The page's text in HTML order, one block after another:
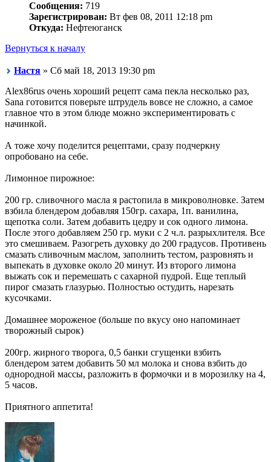
Сообщения: 719
Зарегистрирован: Вт фев 08, 2011 12:18 pm
Откуда: Нефтеюганск
Вернуться к началу
Настя » Сб май 18, 2013 19:30 pm
Alex86rus очень хороший рецепт сама пекла несколько раз,
Sana готовится поверьте штрудель вовсе не сложно, а самое
главное что в этом блюде можно экспериментировать с
начинкой.
А тоже хочу поделится рецептами, сразу подчеркну
опробовано на себе.
Лимонное пирожное:
200 гр. сливочного масла я растопила в микроволновке. Затем
взбила блендером добавляя 150гр. сахара, 1п. ванилина,
щепотка соли. Затем добавить цедру и сок одного лимона.
После этого добавляем 250 гр. муки с 2 ч.л. разрыхлителя. Все
это смешиваем. Разогреть духовку до 200 градусов. Противень
смазать сливочным маслом, заполнить тестом, разровнять и
выпекать в духовке около 20 минут. Из второго лимона
выжать сок и перемешать с сахарной пудрой. Еще теплый
пирог смазать глазурью. Полностью остудить, нарезать
кусочками.
Домашнее мороженое (больше по вкусу оно напоминает
творожный сырок)
200гр. жирного творога, 0,5 банки сгущенки взбить
блендером затем добавить 50 мл молока и снова взбить до
однородной массы, разложить в формочки и в морозилку на 4,
5 часов.
Приятного аппетита!